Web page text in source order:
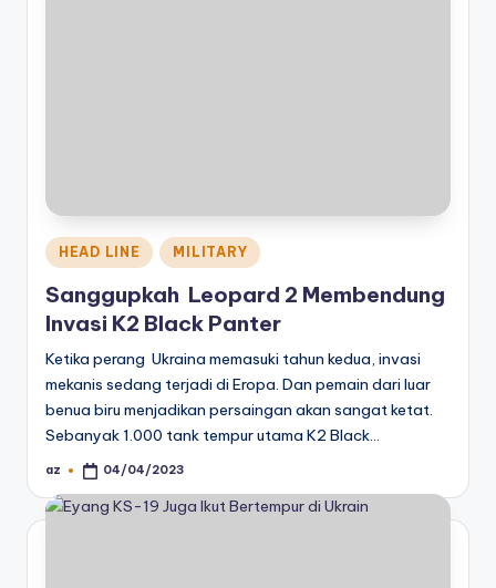
Posted
in
HEAD LINE MILITARY
Sanggupkah Leopard 2 Membendung
Invasi K2 Black Panter
Ketika perang Ukraina memasuki tahun kedua, invasi
mekanis sedang terjadi di Eropa. Dan pemain dari luar
benua biru menjadikan persaingan akan sangat ketat.
Sebanyak 1.000 tank tempur utama K2 Black…
Posted
az 04/04/2023